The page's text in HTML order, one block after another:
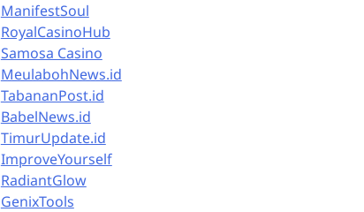
ManifestSoul
RoyalCasinoHub
Samosa Casino
MeulabohNews.id
TabananPost.id
BabelNews.id
TimurUpdate.id
ImproveYourself
RadiantGlow
GenixTools